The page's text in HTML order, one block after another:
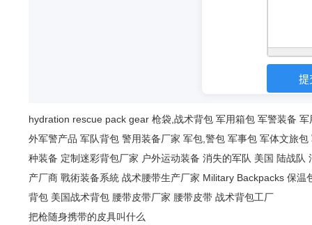
hydration rescue pack gear 枪袋,战术背包 军用箱包 军警装备 军
外军警产品 军队背包 警用装备厂家 军包,警包 军事包 军体文旅包
种装备 定制迷彩背包厂家 户外运动装备 消失的军队 美国 陆战队
产厂商 戰術装备系統 战术腰带生产厂家 Military Backpacks 保温
背包 美国战术背包 腰带皮带厂家 腰带皮带 战术背包工厂
把枪随身携带的皮具叫什么